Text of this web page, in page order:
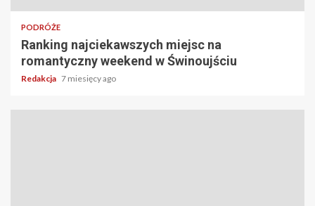
PODRÓŻE
Ranking najciekawszych miejsc na
romantyczny weekend w Świnoujściu
Redakcja 7 miesięcy ago